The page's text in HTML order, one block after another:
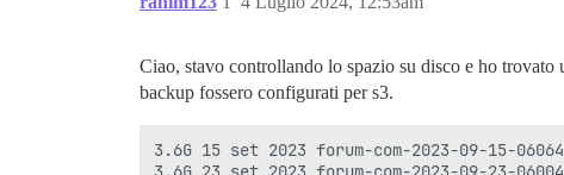
Ciao, stavo controllando lo spazio su disco e ho
backup fossero configurati per s3.
3.6G 15 set 2023 forum-com-2023-09-15-